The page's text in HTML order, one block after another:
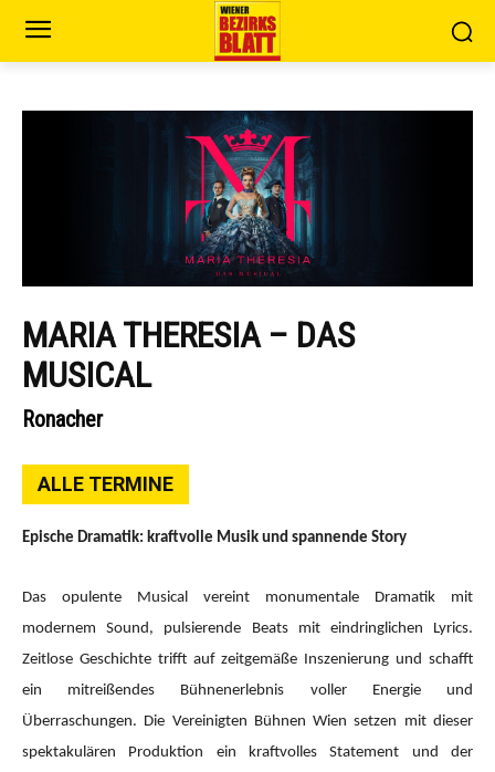
MARIA THERESIA – DAS
MUSICAL
Ronacher
ALLE TERMINE
Epische Dramatik: kraftvolle Musik und spannende Story
Das opulente Musical vereint monumentale Dramatik mit
modernem Sound, pulsierende Beats mit eindringlichen Lyrics.
Zeitlose Geschichte trifft auf zeitgemäße Inszenierung und schafft
ein mitreißendes Bühnenerlebnis voller Energie und
Überraschungen. Die Vereinigten Bühnen Wien setzen mit dieser
spektakulären Produktion ein kraftvolles Statement und der